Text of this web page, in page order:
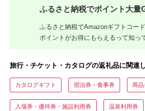
ふるさと納税でポイント大量
ふるさと納税でAmazonギフトコー
ポイントがお得にもらえるって知っ
旅行・チケット・カタログの返礼品に関連
カタログギフト 宿泊券・食事券 商
入場券・優待券・施設利用券 温泉利用券